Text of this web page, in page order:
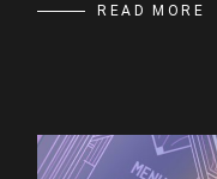
READ MORE